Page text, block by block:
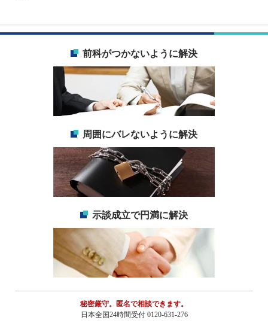
前科がつかないように解決
周囲にバレないように解決
示談成立で円満に解決
秘密厳守。匿名で相談できます。
日本全国24時間受付 0120-631-276